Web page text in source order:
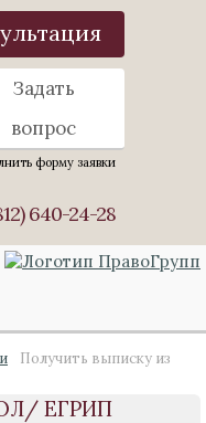
Задать
вопрос
форму заявки
640-24-28
Получить выписку из
ЕГРИП